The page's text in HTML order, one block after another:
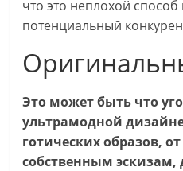
что это неплохой способ
потенциальный
Это может быть что
ультрамодной
готических образов,
собственным эскизам,